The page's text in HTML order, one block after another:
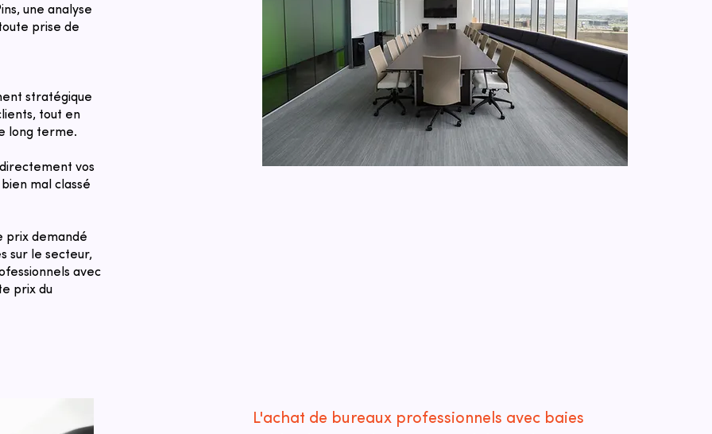
une analyse
prise de
stratégique
tout en
long terme.
vos
mal classé
prix demandé
sur le secteur,
avec
prix du
L'achat de bureaux professionnels avec baies